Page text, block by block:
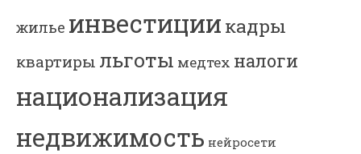
жилье инвестиции кадры
квартиры льготы медтех налоги
национализация
недвижимость нейросети